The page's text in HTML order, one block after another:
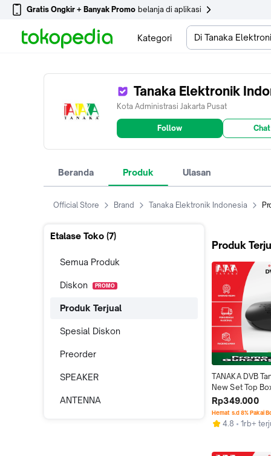
Gratis Ongkir + Banyak Promo belanja di aplikasi
Kategori Di Tanaka
Tanaka Elektronik
Kota Administrasi Jakarta Pusat
Follow
Beranda Produk Ulasan
Official Store Brand Tanaka Elektronik Indonesia
Etalase Toko (7)
Semua Produk
Diskon PROMO
Produk Terjual
Spesial Diskon
Preorder
SPEAKER
ANTENNA
Produk
TANAKA DVB
New Set Top
STB Siaran TV
Garansi Resmi 1
Rp349.000
Hemat s.d 8% Pakai
4.8 1rb+